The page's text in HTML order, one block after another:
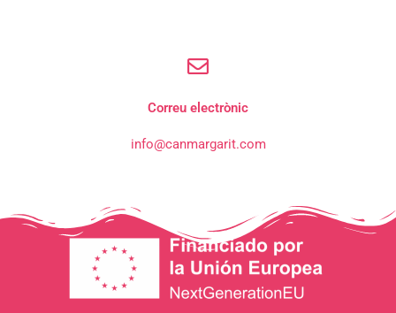
Correu electrònic
info@canmargarit.com